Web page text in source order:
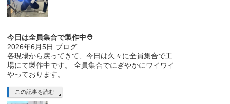
今日は全員集合で製作中⛑
2026年6月5日 ブログ
各現場から戻ってきて、今日は久々に全員集合で工
場にて製作中です。 全員集合でにぎやかにワイワイ
やっております。
この記事を読む